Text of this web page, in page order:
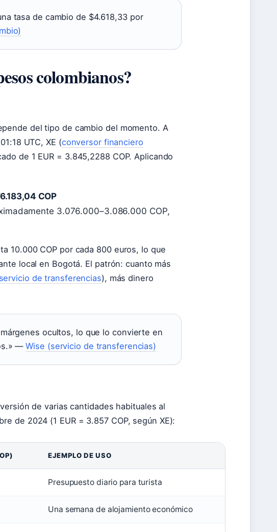
tasa de cambio de $4.618,33 por
colombianos?
del tipo de cambio del momento. A
UTC, XE (conversor financiero
de 1 EUR = 3.845,2288 COP. Aplicando
COP
3.076.000–3.086.000 COP,
10.000 COP por cada 800 euros, lo que
local en Bogotá. El patrón: cuanto más
servicio de transferencias), más dinero
ocultos, lo que lo convierte en
—Wise (servicio de transferencias)
de varias cantidades habituales al
de 2024 (1 EUR = 3.857 COP, según XE):
EJEMPLO DE USO
Presupuesto diario para turista
Una semana de alojamiento económico